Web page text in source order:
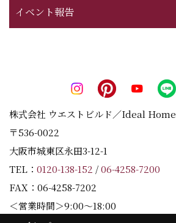
イベント報告
株式会社 ウエストビルド／Ideal Home
〒536-0022
大阪市城東区永田3-12-1
TEL： 0120-138-152 /06-4258-7200
FAX：06-4258-7202
＜営業時間＞9:00～18:00